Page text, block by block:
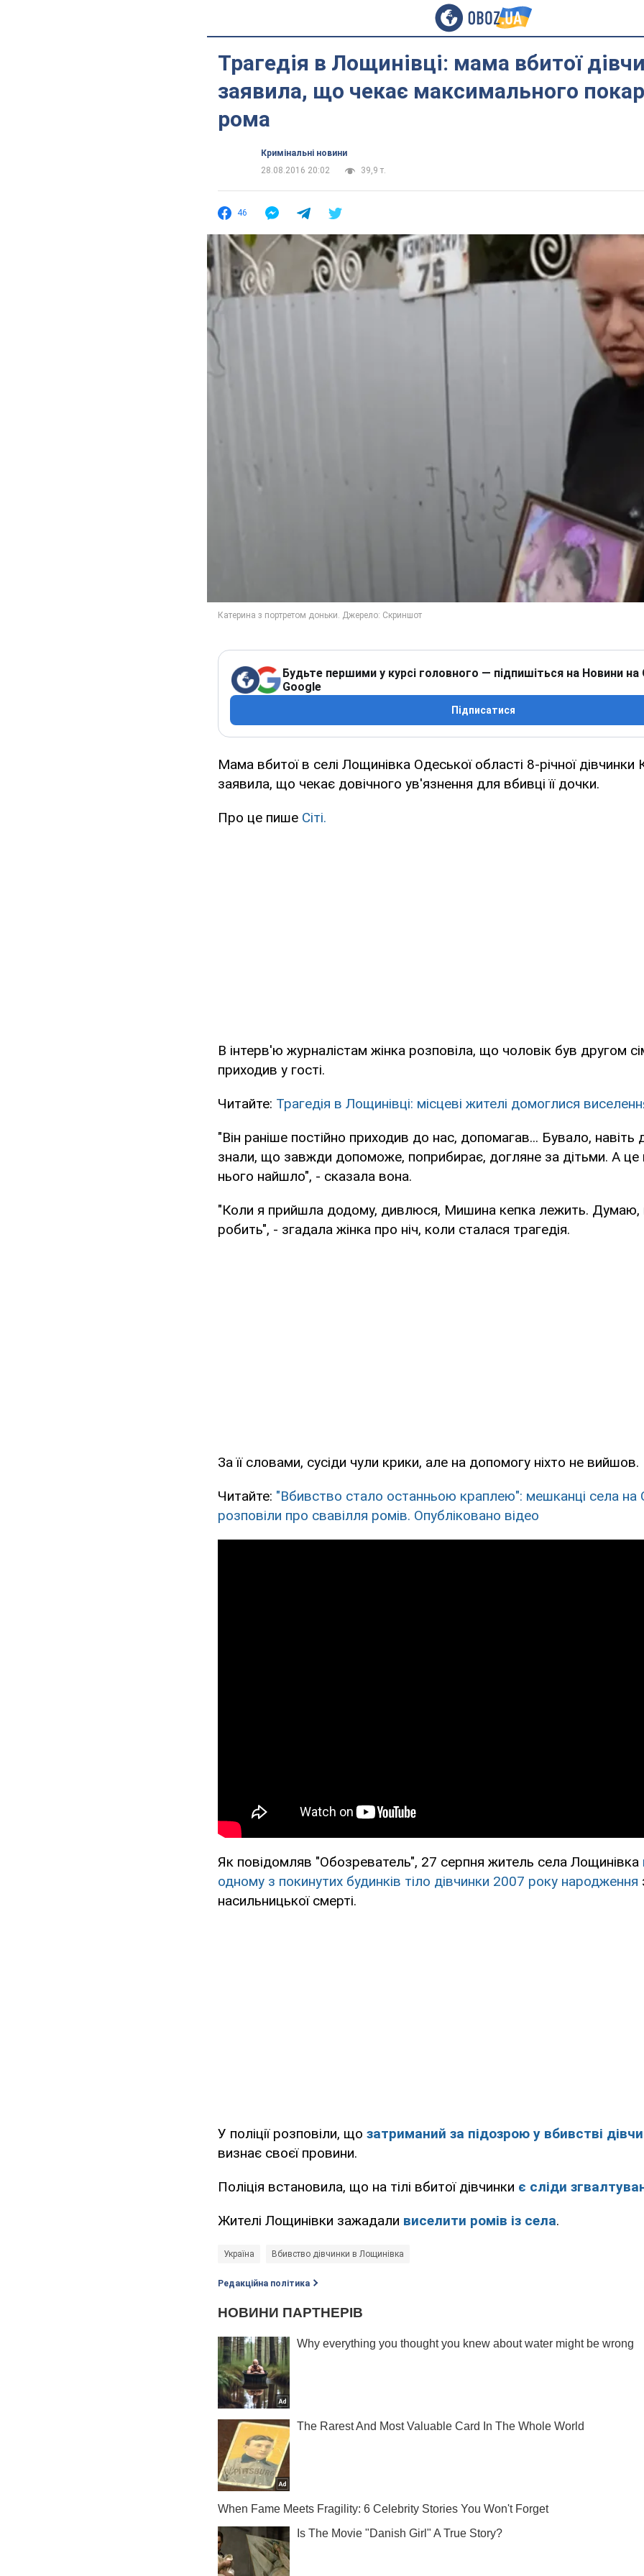
Трагедія в Лощинівці: мама вбитої
заявила, що чекає максимального
рома
Кримінальні новини
28.08.2016 20:02
39,9 т.
46
Будьте першими у курсі головного — підпишіться на Новини на
Google
Підписатися
Мама вбитої в селі Лощинівка Одеської області 8-річної дівчинки
заявила, що чекає довічного ув'язнення для вбивці її дочки.
Про це пише Сіті.
В інтерв'ю журналістам жінка розповіла, що чоловік був другом
приходив у гості.
Читайте: Трагедія в Лощинівці: місцеві жителі домоглися
"Він раніше постійно приходив до нас, допомагав... Бувало, навіть
знали, що завжди допоможе, поприбирає, догляне за дітьми. А
нього найшло", - сказала вона.
"Коли я прийшла додому, дивлюся, Мишина кепка лежить. Думаю,
робить", - згадала жінка про ніч, коли сталася трагедія.
За її словами, сусіди чули крики, але на допомогу ніхто не вийшов.
Читайте: "Вбивство стало останньою краплею": мешканці села на
розповіли про свавілля ромів. Опубліковано відео
Як повідомляв "Обозреватель", 27 серпня житель села Лощинівка
одному з покинутих будинків тіло дівчинки 2007 року народження
насильницької смерті.
У поліції розповіли, що затриманий за підозрою у вбивстві
визнає своєї провини.
Поліція встановила, що на тілі вбитої дівчинки є сліди
Жителі Лощинівки зажадали виселити ромів із села.
Україна Вбивство дівчинки в Лощинівка
Редакційна політика